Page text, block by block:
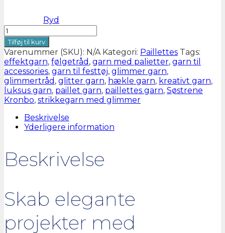
Ryd
Paillettes
Garn
med
Palietter
antal
Tilføj til kurv
Varenummer (SKU): N/A Kategori: Paillettes Tags:
effektgarn, følgetråd , garn med palietter, garn til
accessories, garn til festtøj, glimmer garn,
glimmertråd , glitter garn, hækle garn, kreativt garn,
luksus garn, paillet garn, paillettes garn, Søstrene
Kronbo, strikkegarn med glimmer
Beskrivelse
Yderligere information
Beskrivelse
Skab elegante
projekter med